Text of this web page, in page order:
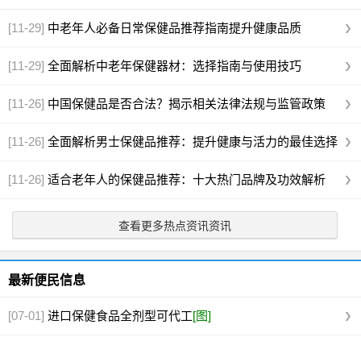
[11-29] 中老年人必备日常保健品推荐指南提升健康品质
[11-29] 全面解析中老年保健器材：选择指南与使用技巧
[11-26] 中国保健品是否合法？揭示相关法律法规与监管政策
[11-26] 全面解析男士保健品推荐：提升健康与活力的最佳选择
[11-26] 适合老年人的保健品推荐：十大热门品牌及功效解析
查看更多热点资讯资讯
最新便民信息
[07-01] 进口保健食品全剂型可代工[图]